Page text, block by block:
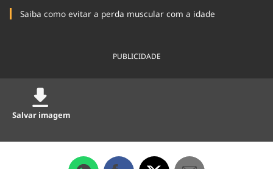
Saiba como evitar a perda muscular com a idade
PUBLICIDADE
Salvar imagem